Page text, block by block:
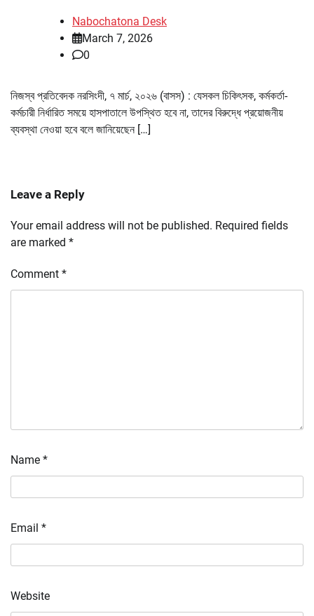
Nabochatona Desk
March 7, 2026
0
নিজস্ব প্রতিবেদক নরসিংদী, ৭ মার্চ, ২০২৬ (বাসস) : যেসকল চিকিৎসক, কর্মকর্তা-
কর্মচারী নির্ধারিত সময়ে হাসপাতালে উপস্থিত হবে না, তাদের বিরুদ্ধে প্রয়োজনীয়
ব্যবস্থা নেওয়া হবে বলে জানিয়েছেন […]
Leave a Reply
Your email address will not be published. Required fields
are marked *
Comment *
Name *
Email *
Website